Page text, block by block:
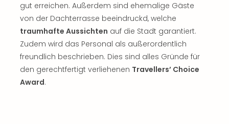
gut erreichen. Außerdem sind ehemalige Gäste
von der Dachterrasse beeindruckd, welche
traumhafte Aussichten auf die Stadt garantiert.
Zudem wird das Personal als außerordentlich
freundlich beschrieben. Dies sind alles Gründe für
den gerechtfertigt verliehenen Travellers’ Choice
Award.